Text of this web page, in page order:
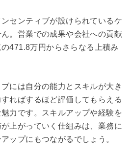
センティブが設けられているケ
。営業での成果や会社への貢献
471.8万円からさらなる上積み
には自分の能力とスキルが大き
ればするほど評価してもらえる
力です。スキルアップや経験を
上がっていく仕組みは、業務に
ップにもつながるでしょう。